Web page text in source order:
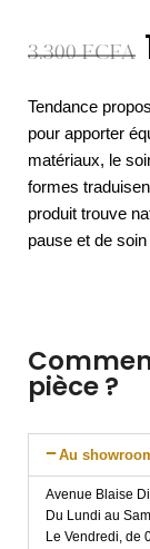
3.300FCFA
Tendance
pour apporter
matériaux, le
formes
produit trouve
pause et de
pièce ?
Au
Avenue Blaise
Du Lundi au
Le Vendredi, de